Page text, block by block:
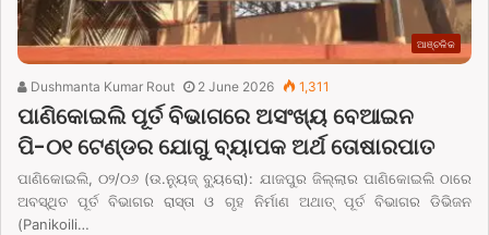
ଆଞ୍ଚଳିକ
Dushmanta Kumar Rout 2 June 2026 1,311
ପାଣିକୋଇଲି ପୂର୍ତ ବିଭାଗରେ ଅସଂଖ୍ୟ ବେଆଇନ
ପି-୦୧ ଟେଣ୍ଡର ଯୋଗୁ ବ୍ୟାପକ ଅର୍ଥ ତୋଷାରପାତ
ପାଣିକୋଇଲି, ୦୨/୦୬ (ଉ.ନ୍ୟୁଜ୍ ବ୍ୟୁରୋ): ଯାଜପୁର ଜିଲ୍ଲାର ପାଣିକୋଇଲି ଠାରେ
ଅବସ୍ଥିତ ପୂର୍ତ ବିଭାଗର ରାସ୍ତା ଓ ଗୃହ ନିର୍ମାଣ ଅଥାତ୍ ପୂର୍ତ ବିଭାଗର ଡିଭିଜନ
(Panikoili…